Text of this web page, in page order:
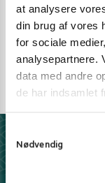
at analysere
din brug af vores
for sociale
analysepartnere.
data med andre
de har indsamlet
Nødvendig
Vi
Derfor har